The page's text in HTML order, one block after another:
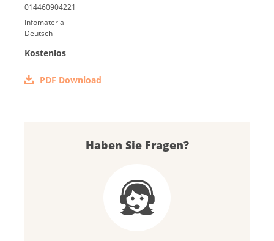
Infomaterial
Deutsch
Kostenlos
PDF Download
Haben Sie Fragen?